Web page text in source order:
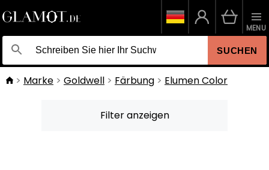
SUCHEN
MENU
Marke Goldwell Färbung Elumen Color
Filter anzeigen